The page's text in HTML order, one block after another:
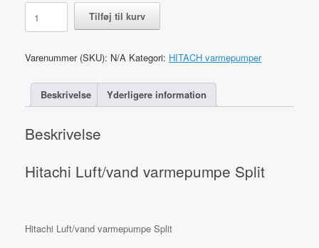
Hitachi
Luft/vand
varmepumpe
antal
Tilføj til kurv
Varenummer (SKU): N/A Kategori: HITACH varmepumper
Beskrivelse Yderligere information
Beskrivelse
Hitachi Luft/vand varmepumpe Split
Hitachi Luft/vand varmepumpe Split